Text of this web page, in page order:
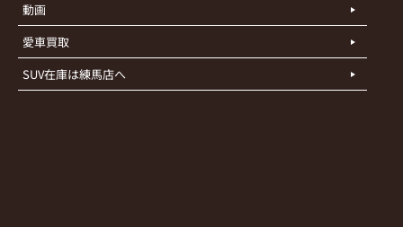
動画
愛車買取
SUV在庫は練馬店へ